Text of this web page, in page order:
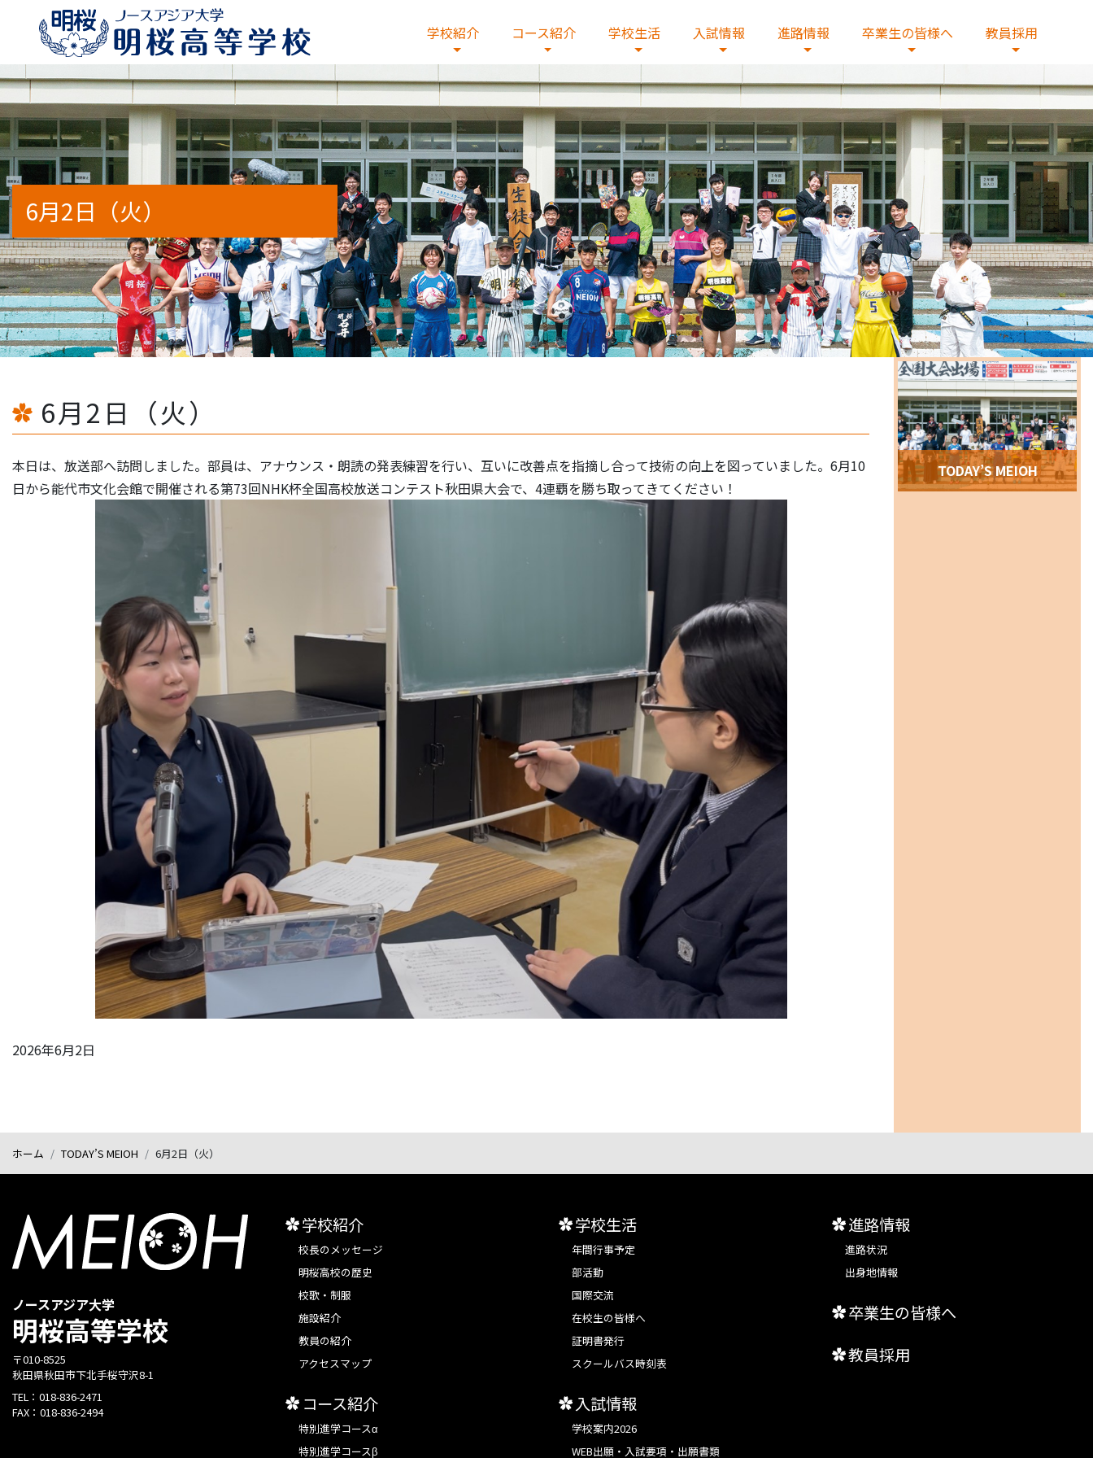
学校紹介
校長のメッセージ 明桜高校の歴史 校歌・制服 施設紹介 教員の紹介
アクセスマップ
コース紹介
特別進学コースα 特別進学コースβ デジタルコース 文理コース 総合研究コース
人間科学コース（通信制）
学校生活
年間行事予定 部活動 在校生の皆様へ 証明書発行
スクールバス時刻表
入試情報
学校案内2026 WEB出願・入試要項・出願書類
進路情報
進路状況 出身地情報
卒業生の皆様へ 教員採用
6月2日（火）
6月2日（火）
本日は、放送部へ訪問しました。部員は、アナウンス・朗読の発表練習を行い、互いに改善点を指摘し合って技術の向上を図っていました。6月10
日から能代市文化会館で開催される第73回NHK杯全国高校放送コンテスト秋田県大会で、4連覇を勝ち取ってきてください！
2026年6月2日
TODAY’S MEIOH
ホーム TODAY’S MEIOH 6月2日（火）
ノースアジア大学
明桜高等学校
〒010-8525
秋田県秋田市下北手桜守沢8-1
TEL： 018-836-2471
FAX： 018-836-2494
学校紹介
校長のメッセージ
明桜高校の歴史
校歌・制服
施設紹介
教員の紹介
アクセスマップ
コース紹介
特別進学コースα
特別進学コースβ
学校生活
年間行事予定
部活動
国際交流
在校生の皆様へ
証明書発行
スクールバス時刻表
入試情報
学校案内2026
WEB出願・入試要項・出願書類
進路情報
進路状況
出身地情報
卒業生の皆様へ
教員採用